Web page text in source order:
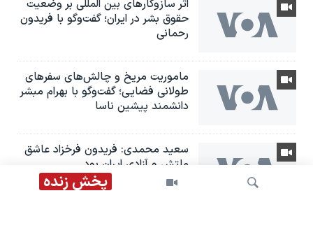
پخش زنده
اثر ساز‌و‌کارهای بین المللی بر وضعیت
حقوق بشر در ایران؛ گفت‌وگو با فریدون
رحمانی
ماموریت مریخ و چالش‌های سفرهای
طولانی فضایی؛ گفت‌وگو با بهرام مبشر
دانشمند پیشین ناسا
سعید محمدی: فریدون فرخزاد عاشق
ملتش و آزادی ایران بود